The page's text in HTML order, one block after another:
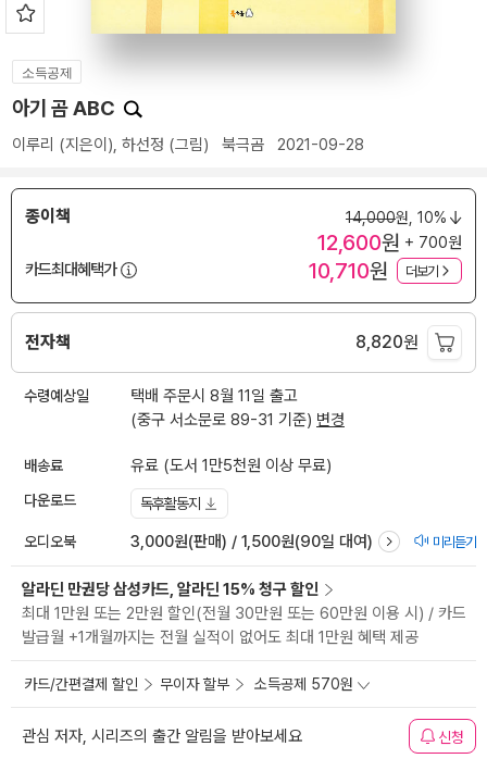
소득공제
아기 곰 ABC
이루리 (지은이), 하선정 (그림) 북극곰 2021-09-28
종이책 14,000원, 10%
12,600원 + 700원
카드최대혜택가
10,710원 더보기
전자책 8,820원
수령예상일
택배 주문시 8월 11일 출고
(중구 서소문로 89-31 기준) 변경
배송료 유료 (도서 1만5천원 이상 무료)
다운로드 독후활동지
오디오북 3,000원(판매) / 1,500원(90일 대여) 미리듣기
알라딘 만권당 삼성카드, 알라딘 15% 청구 할인
최대 1만원 또는 2만원 할인(전월 30만원 또는 60만원 이용 시) / 카드
발급월 +1개월까지는 전월 실적이 없어도 최대 1만원 혜택 제공
카드/간편결제 할인 무이자 할부 소득공제 570원
관심 저자, 시리즈의 출간 알림을 받아보세요 신청